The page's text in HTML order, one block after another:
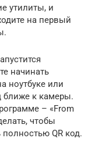
утилиты, и
на первый
начинать
ноутбуке или
ближе к камеры.
– «From
чтобы
QR код.